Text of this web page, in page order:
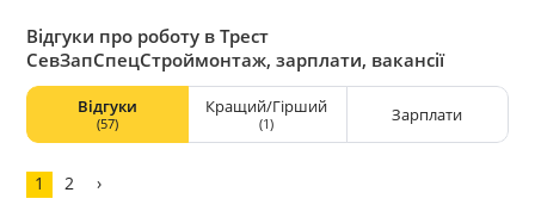
Відгуки про роботу в Трест
СевЗапСпецСтроймонтаж, зарплати, вакансії
Відгуки
(57)
Кращий/Гірший
(1) Зарплати
1 2 ›